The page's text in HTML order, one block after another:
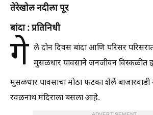
तेरेखोल नदीला पूर
बांदा : प्रतिनिधी
गे ले दोन दिवस बांदा आणि परिसर
मुसळधार पावसाने जनजीवन
मुसळधार पावसाचा मोठा फटका शेर्ले बाजारवाडी
रवळनाथ मंदिराला बसला आहे.